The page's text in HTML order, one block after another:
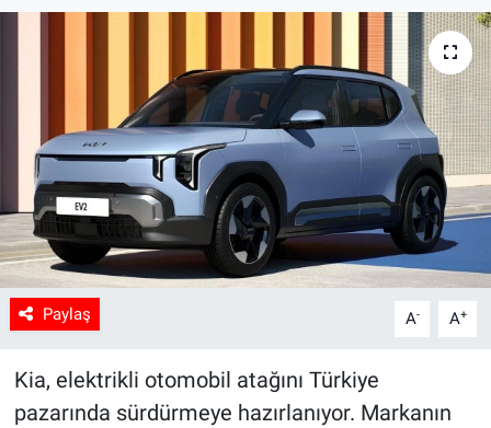
Paylaş A- A+
Kia, elektrikli otomobil atağını Türkiye
pazarında sürdürmeye hazırlanıyor. Markanın
Uşak Haberleri